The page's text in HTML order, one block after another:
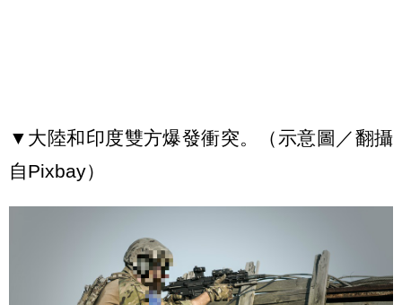
▼大陸和印度雙方爆發衝突。（示意圖／翻攝
自Pixbay）